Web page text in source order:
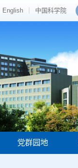
English 中国科学院
党群园地